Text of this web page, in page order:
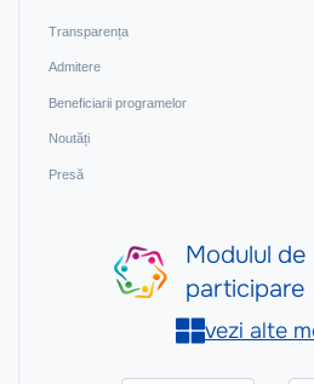
Transparența
Admitere
Beneficiarii programelor
Noutăți
Presă